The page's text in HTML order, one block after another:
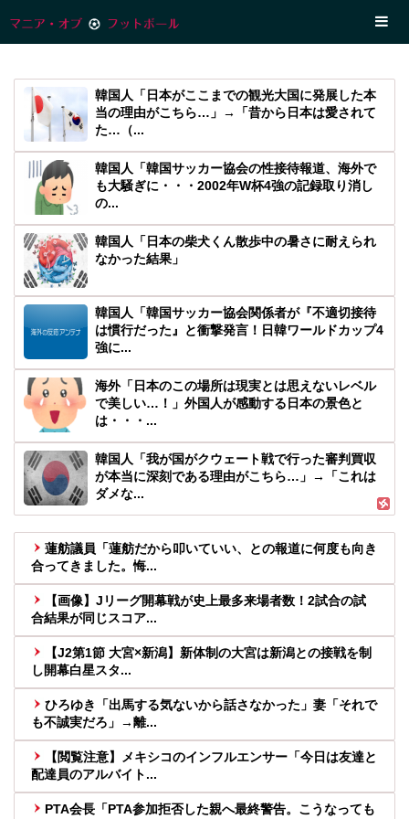
韓国人「日本がここまでの観光大国に発展した本
当の理由がこちら…」→「昔から日本は愛されて
た…（...
韓国人「韓国サッカー協会の性接待報道、海外で
も大騒ぎに・・・2002年W杯4強の記録取り消し
の...
韓国人「日本の柴犬くん散歩中の暑さに耐えられ
なかった結果」
韓国人「韓国サッカー協会関係者が『不適切接待
は慣行だった』と衝撃発言！日韓ワールドカップ4
強に...
海外「日本のこの場所は現実とは思えないレベル
で美しい…！」外国人が感動する日本の景色と
は・・・...
韓国人「我が国がクウェート戦で行った審判買収
が本当に深刻である理由がこちら…」→「これは
ダメな...
蓮舫議員「蓮舫だから叩いていい、との報道に何度も向き
合ってきました。悔...
【画像】Jリーグ開幕戦が史上最多来場者数！2試合の試
合結果が同じスコア...
【J2第1節 大宮×新潟】新体制の大宮は新潟との接戦を制
し開幕白星スタ...
ひろゆき「出馬する気ないから話さなかった」妻「それで
も不誠実だろ」→離...
【閲覧注意】メキシコのインフルエンサー「今日は友達と
配達員のアルバイト...
PTA会長「PTA参加拒否した親へ最終警告。こうなっても